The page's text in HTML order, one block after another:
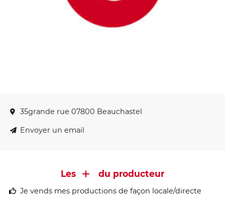
35grande rue 07800 Beauchastel
Envoyer un email
Les du producteur
Je vends mes productions de façon locale/directe